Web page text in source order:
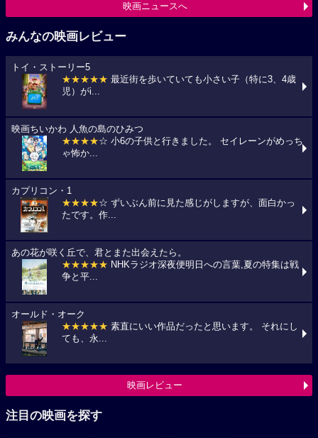
映画ニュースへ
みんなの映画レビュー
トイ・ストーリー5
★★★★★ 最近街を歩いていても小さい子（特に3、4歳
児）がi...
映画ちいかわ 人魚の島のひみつ
★★★★☆ 小6の子供と行きました。 セイレーンがめっち
ゃ怖か...
カプリコン・1
★★★★☆ ずいぶん前に見た感じがしますが、面白かっ
たです。作...
あの花が咲く丘で、君とまた出会えたら。
★★★★★ NHKラジオ深夜便明日への言葉,夏の特集は戦
争と平...
オールド・オーク
★★★★★ 素直にいい作品だったと思います。 それにし
ても、永...
映画レビュー
注目の映画を探す